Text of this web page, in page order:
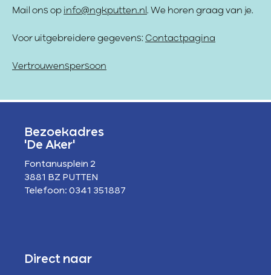
Mail ons op info@ngkputten.nl . We horen graag van je.
Voor uitgebreidere gegevens: Contactpagina
Vertrouwenspersoon
Bezoekadres
'De Aker'
Fontanusplein 2
3881 BZ PUTTEN
Telefoon: 0341 351887
Direct naar